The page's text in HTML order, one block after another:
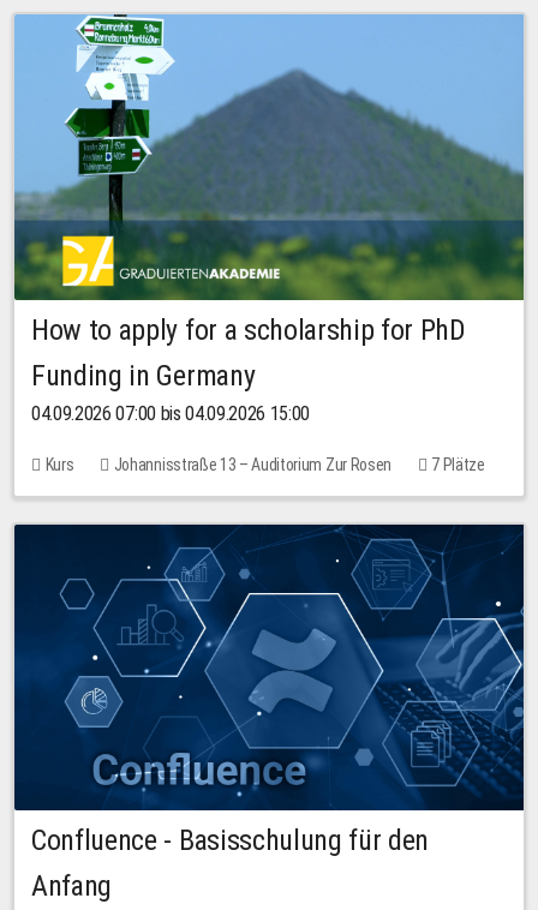
How to apply for a scholarship for PhD
Funding in Germany
04.09.2026 07:00 bis 04.09.2026 15:00
Kurs Johannisstraße 13 – Auditorium Zur Rosen
7 Plätze
10,00 EUR
Confluence - Basisschulung für den
Anfang